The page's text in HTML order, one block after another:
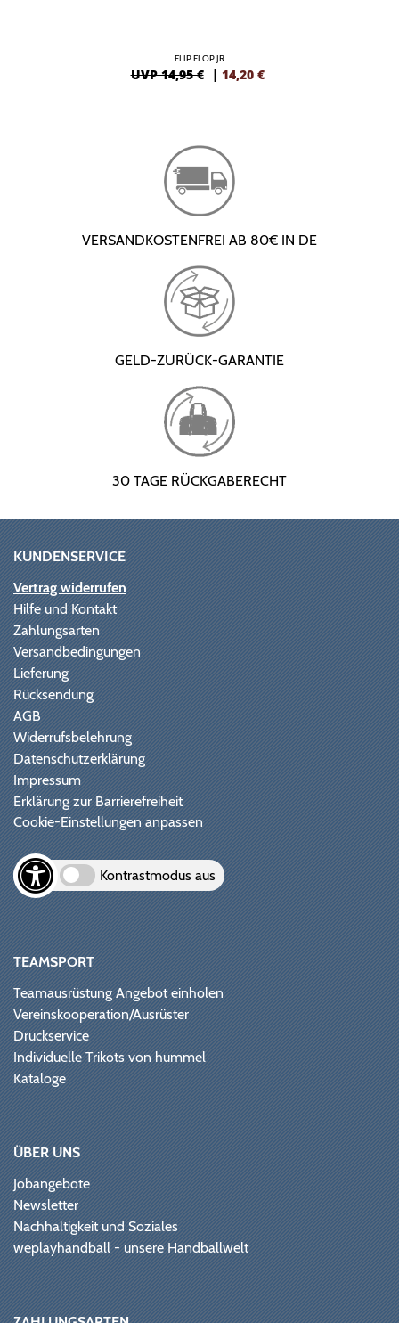
FLIP FLOP JR
UVP 14,95 € | 14,20 €
VERSANDKOSTENFREI AB 80€ IN DE
GELD-ZURÜCK-GARANTIE
30 TAGE RÜCKGABERECHT
KUNDENSERVICE
Vertrag widerrufen
Hilfe und Kontakt
Zahlungsarten
Versandbedingungen
Lieferung
Rücksendung
AGB
Widerrufsbelehrung
Datenschutzerklärung
Impressum
Erklärung zur Barrierefreiheit
Cookie-Einstellungen anpassen
Kontrastmodus aus
TEAMSPORT
Teamausrüstung Angebot einholen
Vereinskooperation/Ausrüster
Druckservice
Individuelle Trikots von hummel
Kataloge
ÜBER UNS
Jobangebote
Newsletter
Nachhaltigkeit und Soziales
weplayhandball - unsere Handballwelt